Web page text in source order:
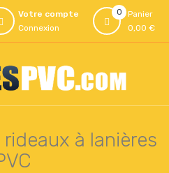
0
Panier
0,00 €
Votre compte
Connexion
à lanières